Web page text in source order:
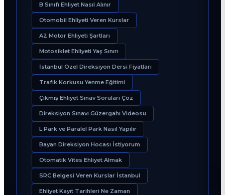
B Sınıfı Ehliyet Nasıl Alınır
Otomobil Ehliyeti Veren Kurslar
A2 Motor Ehliyeti Şartları
Motosiklet Ehliyeti Yaş Sınırı
İstanbul Özel Direksiyon Dersi Fiyatları
Trafik Korkusu Yenme Eğitimi
Çıkmış Ehliyet Sınav Soruları Çöz
Direksiyon Sınavı Güzergahı Videosu
L Park ve Paralel Park Nasıl Yapılır
Bayan Direksiyon Hocası İstiyorum
Otomatik Vites Ehliyet Almak
SRC Belgesi Veren Kurslar İstanbul
Ehliyet Kayıt Tarihleri Ne Zaman